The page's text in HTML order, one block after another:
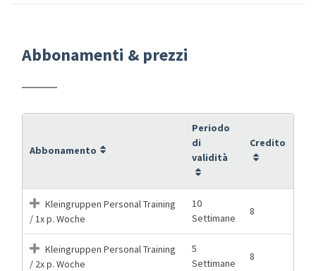
Abbonamenti & prezzi
Abbonamento
Periodo
di
validità
Credito
Kleingruppen Personal Training
/ 1x p. Woche
10
Settimane
8
Kleingruppen Personal Training
/ 2x p. Woche
5
Settimane
8